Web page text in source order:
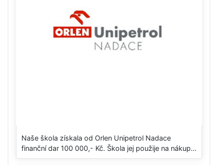
Naše škola získala od Orlen Unipetrol Nadace
finanční dar 100 000,- Kč. Škola jej použije na nákup...